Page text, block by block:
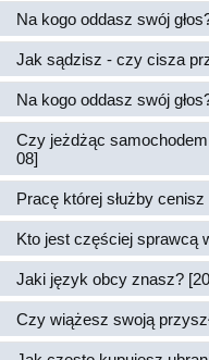
Na kogo oddasz swój
Jak sądzisz - czy cisza
Na kogo oddasz swój
Czy jeżdżąc
08]
Pracę której służby
Kto jest częściej sprawcą
Jaki język obcy znasz?
Czy wiążesz swoją